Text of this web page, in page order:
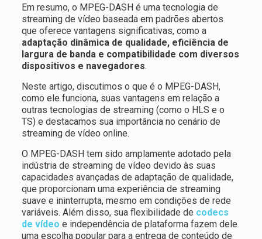
Em resumo, o MPEG-DASH é uma tecnologia de
streaming de vídeo baseada em padrões abertos
que oferece vantagens significativas, como a
adaptação dinâmica de qualidade, eficiência de
largura de banda e compatibilidade com diversos
dispositivos e navegadores.
Neste artigo, discutimos o que é o MPEG-DASH,
como ele funciona, suas vantagens em relação a
outras tecnologias de streaming (como o HLS e o
TS) e destacamos sua importância no cenário de
streaming de vídeo online.
O MPEG-DASH tem sido amplamente adotado pela
indústria de streaming de vídeo devido às suas
capacidades avançadas de adaptação de qualidade,
que proporcionam uma experiência de streaming
suave e ininterrupta, mesmo em condições de rede
variáveis. Além disso, sua flexibilidade de codecs
de vídeo e independência de plataforma fazem dele
uma escolha popular para a entrega de conteúdo de